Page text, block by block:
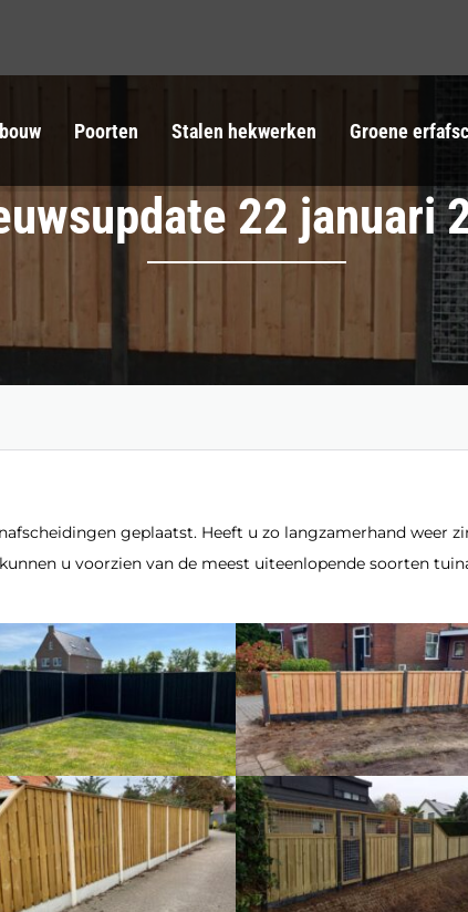
Poorten Stalen hekwerken Groene
22 januari
geplaatst. Heeft u zo langzamerhand weer
u voorzien van de meest uiteenlopende soorten